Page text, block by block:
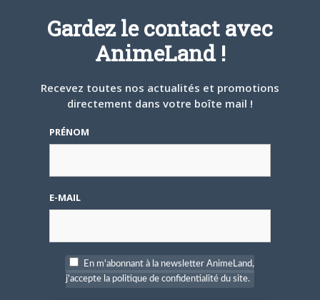
Résumé :
Gardez le contact avec
AnimeLand !
Recevez toutes nos actualités et promotions
directement dans votre boîte mail !
PRÉNOM
E-MAIL
En m'abonnant à la newsletter AnimeLand,
j'accepte la politique de confidentialité du site.